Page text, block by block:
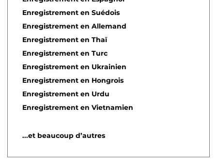
Enregistrement en Suédois
Enregistrement en Allemand
Enregistrement en Thaï
Enregistrement en Turc
Enregistrement en Ukrainien
Enregistrement en Hongrois
Enregistrement en Urdu
Enregistrement en Vietnamien
...et beaucoup d’autres